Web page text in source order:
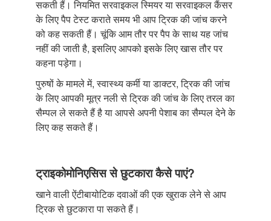
सकती हैं। नियमित सरवाइकल स्मियर या सरवाइकल कैंसर
के लिए पैप टेस्ट कराते समय भी आप ट्रिक की जांच करने
को कह सकती हैं। चूंकि आम तौर पर पैप के साथ यह जांच
नहीं की जाती है, इसलिए आपको इसके लिए खास तौर पर
कहना पड़ेगा।
पुरुषों के मामले में, स्वास्थ्य कर्मी या डाक्टर, ट्रिक की जांच
के लिए आपकी मूत्र नली से ट्रिक की जांच के लिए तरल का
सैम्पल ले सकते हैं है या आपसे अपनी पेशाब का सैम्पल देने के
लिए कह सकते हैं।
ट्राइकोमोनिएसिस से छुटकारा कैसे पाएं?
खाने वाली ऐंटीबायोटिक दवाओं की एक खुराक लेने से आप
ट्रिक से छुटकारा पा सकते हैं।